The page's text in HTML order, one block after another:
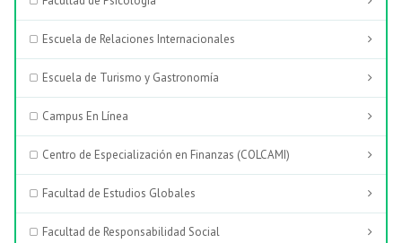
Escuela de Relaciones Internacionales
Escuela de Turismo y Gastronomía
Campus En Línea
Centro de Especialización en Finanzas (COLCAMI)
Facultad de Estudios Globales
Facultad de Responsabilidad Social